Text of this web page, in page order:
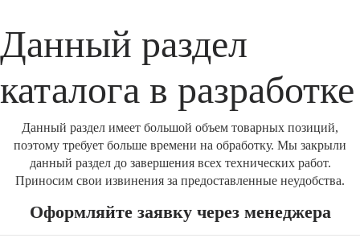
Данный раздел
каталога в разработке
Данный раздел имеет большой объем товарных позиций,
поэтому требует больше времени на обработку. Мы закрыли
данный раздел до завершения всех технических работ.
Приносим свои извинения за предоставленные неудобства.
Оформляйте заявку через менеджера